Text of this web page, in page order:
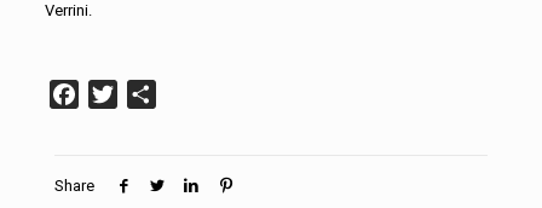
Verrini.
Facebook
Twitter
Share